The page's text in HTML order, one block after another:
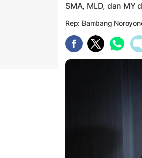
SMA, MLD, dan MY
Rep: Bambang